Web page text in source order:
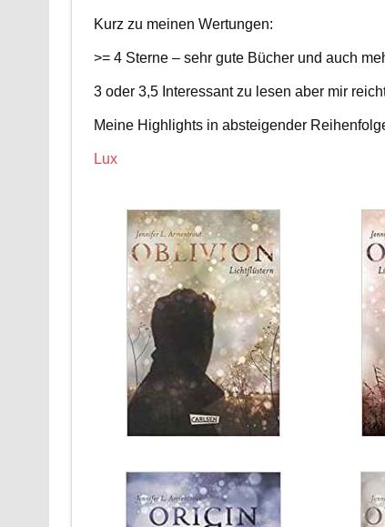
Kurz zu meinen Wertungen:
>= 4 Sterne – sehr gute Bücher und auch
3 oder 3,5 Interessant zu lesen aber mir
Meine Highlights in absteigender
Lux